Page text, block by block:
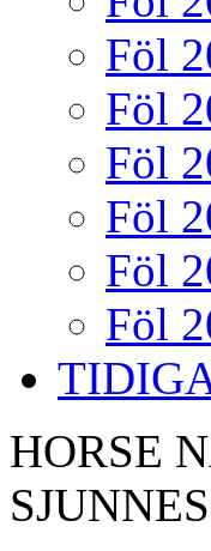
Föl
Föl
Föl
Föl
Föl
Föl
HORSE